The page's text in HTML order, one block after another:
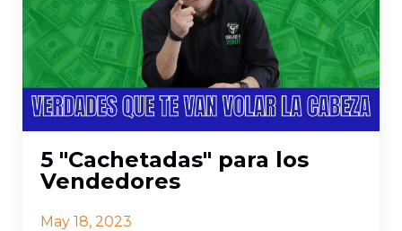
5 "Cachetadas" para los
Vendedores
May 18, 2023